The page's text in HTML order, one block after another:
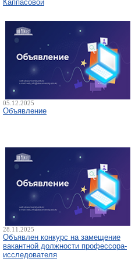
Каппасовой
05.12.2025
Объявление
28.11.2025
Объявлен конкурс на замещение
вакантной должности профессора-
исследователя